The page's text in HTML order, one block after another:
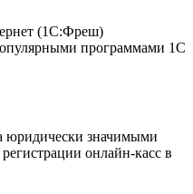
(1С:Фреш)
программами 1С
юридически значимыми
онлайн-касс в